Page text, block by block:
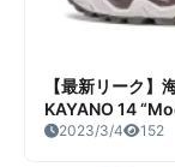
【最新リーク
KAYANO 14
2023/3/4 152